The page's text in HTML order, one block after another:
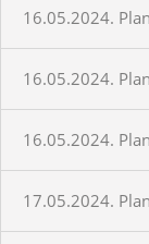
16.05.2024.
16.05.2024.
16.05.2024.
17.05.2024.